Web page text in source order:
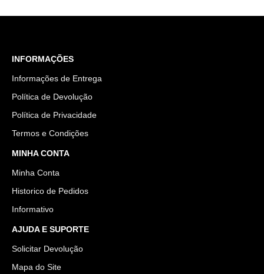
INFORMAÇÕES
Informações de Entrega
Política de Devolução
Política de Privacidade
Termos e Condições
MINHA CONTA
Minha Conta
Historico de Pedidos
Informativo
AJUDA E SUPORTE
Solicitar Devolução
Mapa do Site